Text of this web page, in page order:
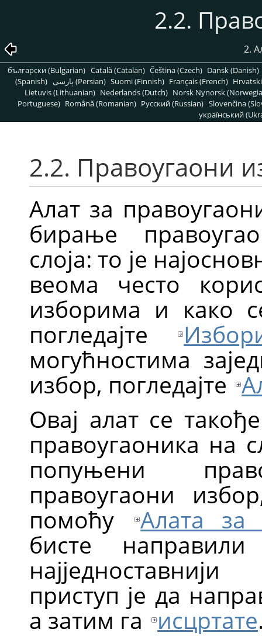
2.2.
2.
български (Bulgarian) Català (Catalan) Čeština (Czech) Dansk (Danish)
(Spanish)
پارسی (Persian) Suomi (Finnish) Français (French)
Lietuvis (Lithuanian) Nederlands (Dutch) Norsk Nynorsk
Portuguese) Română (Romanian) Pусский (Russian) Slovenčina
український
2.2. Правоугаони
Алат за
бирање
слоја: то је
веома често
изборима и како
погледајте
могућностима
избор, погледајте
Овај алат се
правоугаоника на
попуњени
правоугаони
помоћу
Алата за
бисте направили
приступ је да
а затим га исцртате